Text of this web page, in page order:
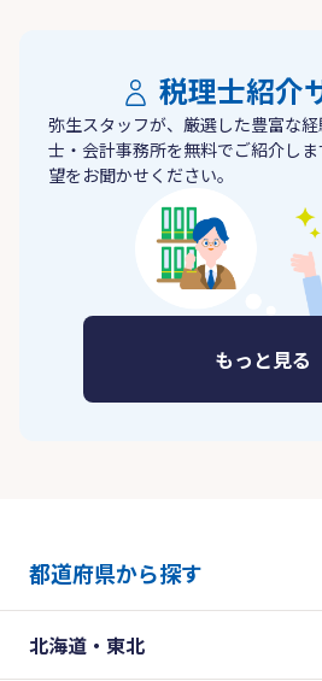
税理士紹介
弥生スタッフが、厳選した豊富な
士・会計事務所を無料でご紹介し
望をお聞かせください。
もっと見る
都道府県から探す
北海道・東北